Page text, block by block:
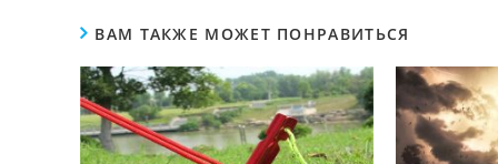
ВАМ ТАКЖЕ МОЖЕТ ПОНРАВИТЬСЯ